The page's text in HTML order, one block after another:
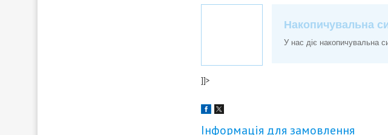
Накопичувальна
У нас діє накопичувальна
]]>
Інформація для замовлення